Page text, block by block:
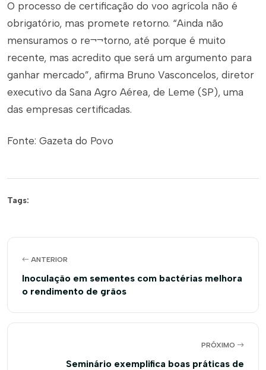
O processo de certificação do voo agrícola não é
obrigatório, mas promete retorno. “Ainda não
mensuramos o re¬¬torno, até porque é muito
recente, mas acredito que será um argumento para
ganhar mercado”, afirma Bruno Vasconcelos, diretor
executivo da Sana Agro Aérea, de Leme (SP), uma
das empresas certificadas.
Fonte: Gazeta do Povo
Tags:
ANTERIOR
Inoculação em sementes com bactérias melhora
o rendimento de grãos
PRÓXIMO
Seminário exemplifica boas práticas de